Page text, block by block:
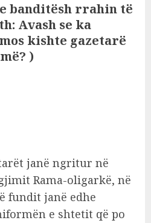
banditësh rrahin të
Avash se ka
kishte gazetarë
)
janë ngritur në
Rama-oligarkë, në
fundit janë edhe
e shtetit që po